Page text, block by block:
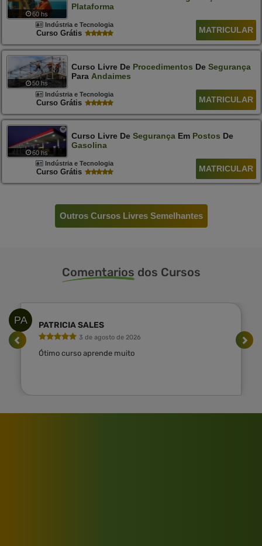
60 hs
Plataforma
Indústria e Tecnologia
Curso Grátis MATRICULAR
50 hs
Curso Livre De Procedimentos De Segurança
Para Andaimes
Indústria e Tecnologia
Curso Grátis MATRICULAR
60 hs
Curso Livre De SegurançaEm Postos De
Gasolina
Indústria e Tecnologia
Curso Grátis MATRICULAR
Outros Cursos Livres Semelhantes
Comentarios dos Cursos
PA PATRICIA SALES
3 de agosto de 2026
Ótimo curso aprende muito